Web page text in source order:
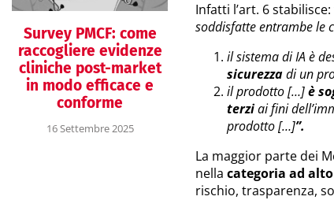
Survey PMCF: come
raccogliere evidenze
cliniche post-market
in modo efficace e
conforme
16 Settembre 2025
Infatti l’art. 6 stabilisce:
soddisfatte entrambe le
il sistema di IA è
sicurezzadi un
il prodotto […]è
terziai fini
prodotto […]”.
La maggior parte dei
nella categoria ad
rischio, trasparenza,